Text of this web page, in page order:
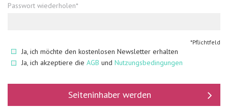
Passwort wiederholen*
*Pflichtfeld
Ja, ich möchte den kostenlosen Newsletter erhalten
Ja, ich akzeptiere die AGB und Nutzungsbedingungen
Seiteninhaber werden